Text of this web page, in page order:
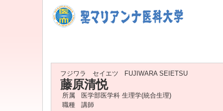
フジワラ セイエツ FUJIWARA SEIETSU
藤原清悦
所属
医学部医学科 生理学(統合生理)
職種
講師